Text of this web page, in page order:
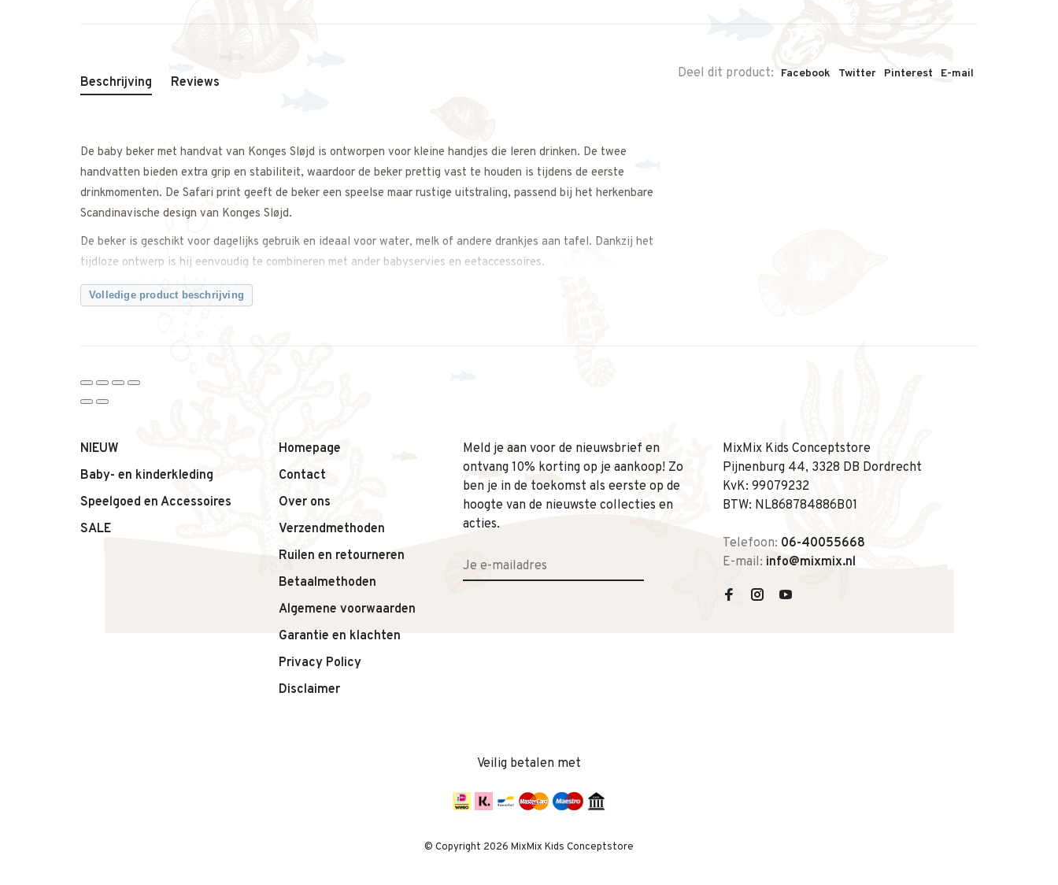
Deel dit product: Facebook Twitter Pinterest E-mail
Beschrijving Reviews
De baby beker met handvat van Konges Sløjd is ontworpen voor kleine handjes die leren drinken. De twee
handvatten bieden extra grip en stabiliteit, waardoor de beker prettig vast te houden is tijdens de eerste
drinkmomenten. De Safari print geeft de beker een speelse maar rustige uitstraling, passend bij het herkenbare
Scandinavische design van Konges Sløjd.
De beker is geschikt voor dagelijks gebruik en ideaal voor water, melk of andere drankjes aan tafel. Dankzij het
tijdloze ontwerp is hij eenvoudig te combineren met ander babyservies en eetaccessoires.
Waarom deze baby beker van Konges Sløjd een fijne keuze is:
– Baby beker met handvatten
Productdetails:
– Productnaam: Baby beker met handvat
– Print: Safari
– Type: Beker / babyservies
– Afmetingen: 79,4 mm (diam,) x 150 mm (hoogte) x 150,4 mm (breedte handgreep)
Volledige product beschrijving
NIEUW
Baby- en kinderkleding
Speelgoed en Accessoires
SALE
Homepage
Contact
Over ons
Verzendmethoden
Ruilen en retourneren
Betaalmethoden
Algemene voorwaarden
Garantie en klachten
Privacy Policy
Disclaimer
Meld je aan voor de nieuwsbrief en
ontvang 10% korting op je aankoop! Zo
ben je in de toekomst als eerste op de
hoogte van de nieuwste collecties en
acties.
MixMix Kids Conceptstore
Pijnenburg 44, 3328 DB Dordrecht
KvK: 99079232
BTW: NL868784886B01
Telefoon: 06-40055668
E-mail: info@mixmix.nl
Veilig betalen met
© Copyright 2026 MixMix Kids Conceptstore